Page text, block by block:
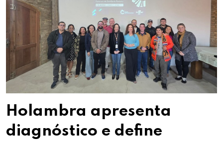
Holambra apresenta
diagnóstico e define